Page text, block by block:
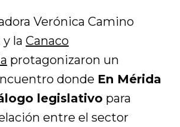
Verónica Camino
y la Canaco
protagonizaron un
donde En Mérida
legislativo para
entre el sector